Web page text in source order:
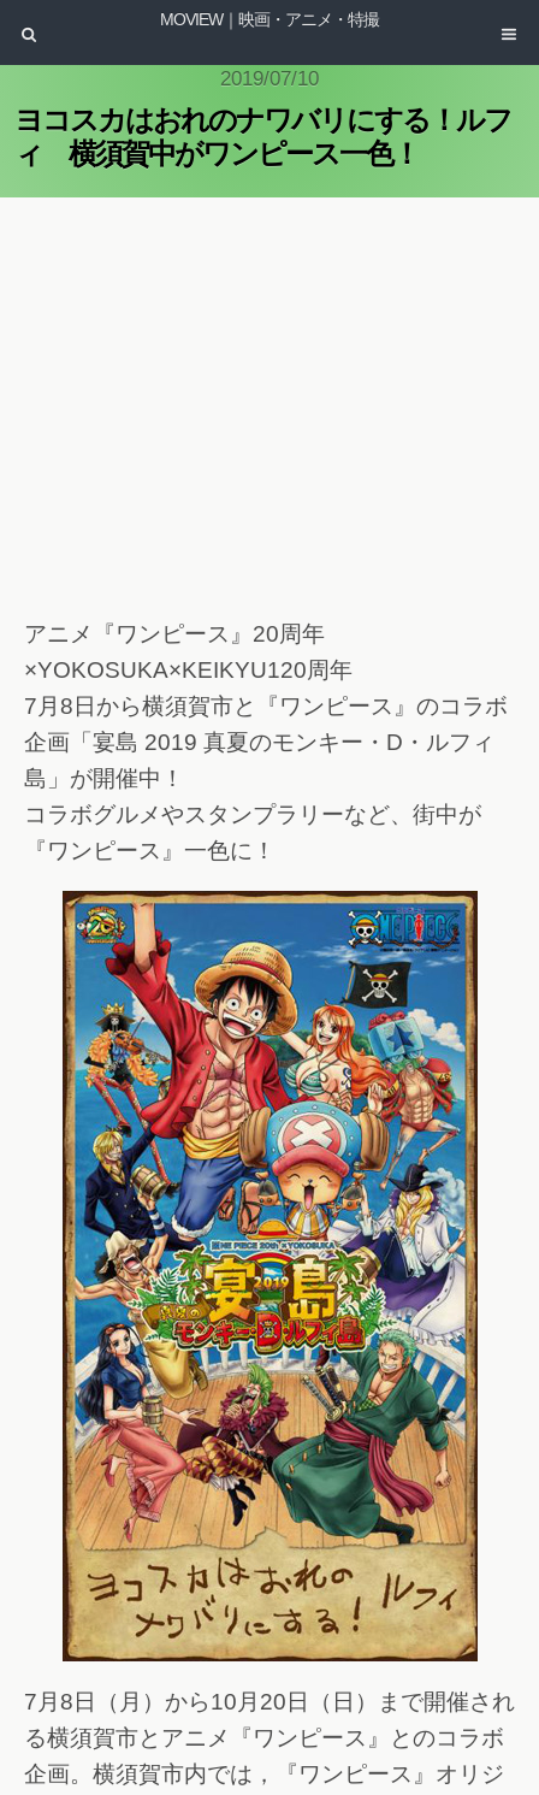
MOVIEW｜映画・アニメ・特撮
2019/07/10
ヨコスカはおれのナワバリにする！ルフ
ィ 横須賀中がワンピース一色！
アニメ『ワンピース』20周年
×YOKOSUKA×KEIKYU120周年
7月8日から横須賀市と『ワンピース』のコラボ
企画「宴島 2019 真夏のモンキー・D・ルフィ
島」が開催中！
コラボグルメやスタンプラリーなど、街中が
『ワンピース』一色に！
7月8日（月）から10月20日（日）まで開催され
る横須賀市とアニメ『ワンピース』とのコラボ
企画。横須賀市内では，『ワンピース』オリジ